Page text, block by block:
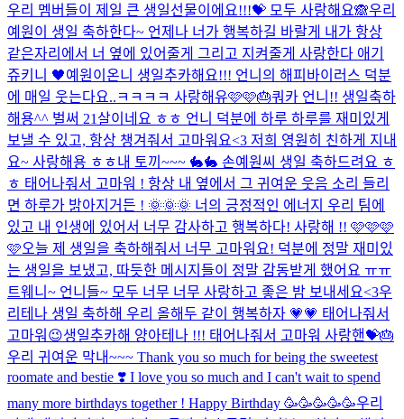
우리 멤버들이 제일 큰 생일선물이에요!!!💝 모두 사랑해요🙈우리
예원이 생일 축하한다~ 언제나 너가 행복하길 바랄게 내가 항상
같은자리에서 너 옆에 있어줄게 그리고 지켜줄게 사랑한다 애기
쥬키니 🖤예원이온니 생일추카해요!!! 언니의 해피바이러스 덕분
에 매일 웃는다요..ㅋㅋㅋㅋ 사랑해유🩷🩷🎂쿼카 언니!! 생일축하
해용^^ 벌써 21살이네요 ㅎㅎ 언니 덕분에 하루 하루를 재미있게
보낼 수 있고, 항상 챙겨줘서 고마워요<3 저희 영원히 친하게 지내
요~ 사랑해용 ㅎㅎ내 토끼~~~ 🐇🐇 손예원씨 생일 축하드려요 ㅎ
ㅎ 태어나줘서 고마워 ! 항상 내 옆에서 그 귀여운 웃음 소리 들리
면 하루가 밝아지거든 ! 🌞🌞🌞 너의 긍정적인 에너지 우리 팀에
있고 내 인생에 있어서 너무 감사하고 행복하다! 사랑해 !! 🩷🩷🩷
🩷오늘 제 생일을 축하해줘서 너무 고마워요! 덕분에 정말 재미있
는 생일을 보냈고, 따듯한 메시지들이 정말 감동받게 했어요 ㅠㅠ
트웨니~ 언니들~ 모두 너무 너무 사랑하고 좋은 밤 보내세요<3우
리테나 생일 축하해 우리 올해두 같이 행복하자 💗💗 태어나줘서
고마워😉생일추카해 양아테나 !!! 태어나줘서 고마워 사랑핸💝🎂
우리 귀여운 막내~~~ Thank you so much for being the sweetest
roomate and bestie ❣️ I love you so much and I can't wait to spend
many more birthdays together ! Happy Birthday 🥳🥳🥳🥳🥳우리